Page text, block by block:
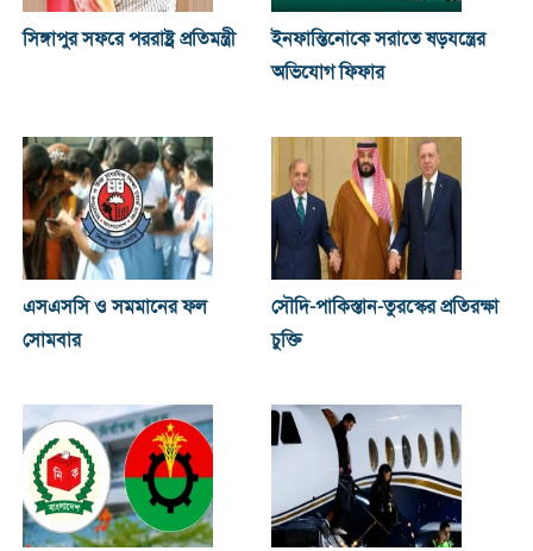
সিঙ্গাপুর সফরে পররাষ্ট্র প্রতিমন্ত্রী
ইনফান্তিনোকে সরাতে ষড়যন্ত্রের
অভিযোগ ফিফার
এসএসসি ও সমমানের ফল
সোমবার
সৌদি-পাকিস্তান-তুরস্কের প্রতিরক্ষা
চুক্তি